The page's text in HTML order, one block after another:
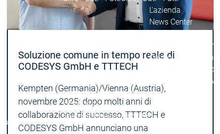
L'azienda
L'azienda
News Center
Centro stampa
Interviews
Gestione della qualità e
sicurezza
Gestione della
SostenibilitàSostenibilità
Soluzione comune in tempo reale di
CODESYS GmbH e TTTECH
Kempten (Germania)/Vienna (Austria),
novembre 2025: dopo molti anni di
collaborazione di successo, TTTECH e
CODESYS GmbH annunciano una